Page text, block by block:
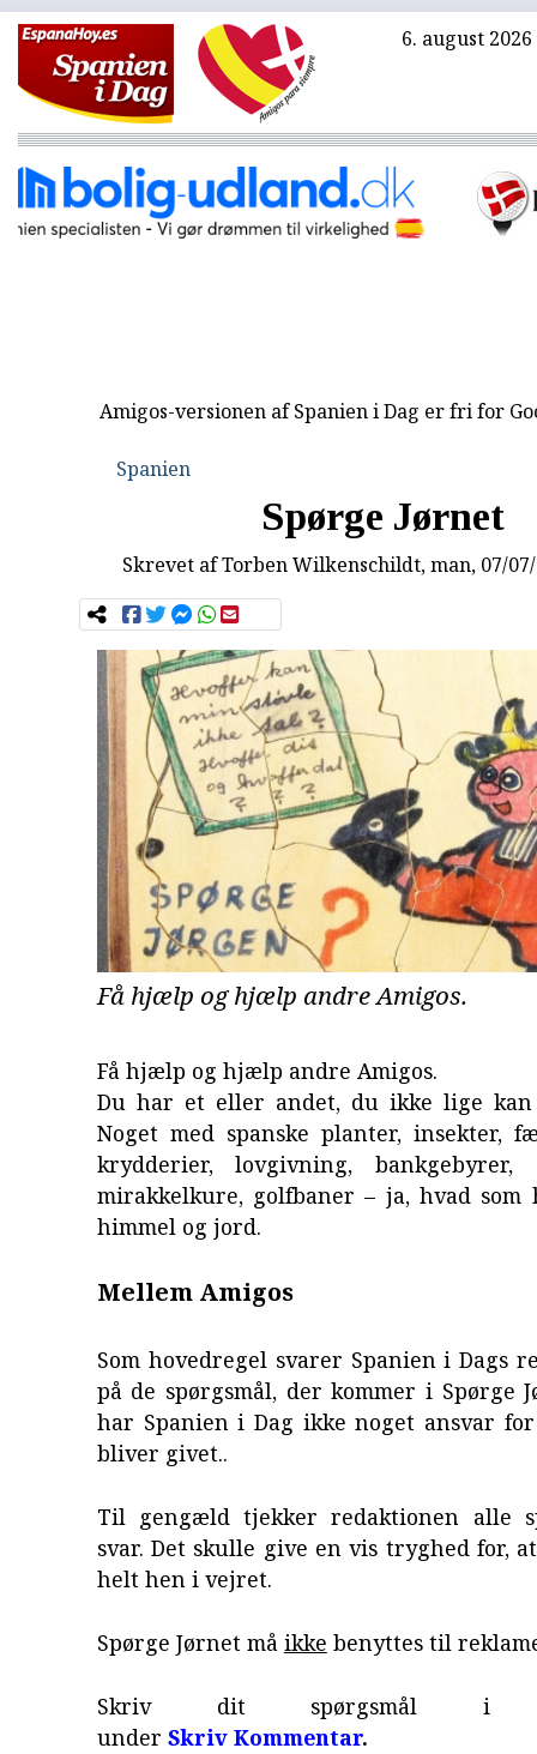
6. august 2026
Amigos-versionen af Spanien i Dag er fri for
Spanien
Spørge Jørnet
Skrevet afTorben Wilkenschildt, man, 07/
Få hjælp og hjælp andre Amigos.
Få hjælp og hjælp andre Amigos.
Du har et eller andet, du ikke lige
Noget med spanske planter, insekter,
krydderier, lovgivning, bankgebyrer,
mirakkelkure, golfbaner – ja, hvad som
himmel og jord.
Mellem Amigos
Som hovedregel svarer Spanien i Dags
på de spørgsmål, der kommer i Spørge
har Spanien i Dag ikke noget ansvar
bliver givet..
Til gengæld tjekker redaktionen alle
svar. Det skulle give en vis tryghed for,
helt hen i vejret.
Spørge Jørnet må ikke benyttes til
Skriv dit spørgsmål i
under Skriv Kommentar.